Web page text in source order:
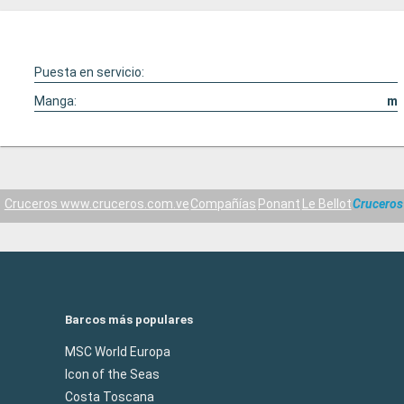
Puesta en servicio:
Manga:
m
Cruceros www.cruceros.com.veCompañías Ponant Le Bellot
Barcos más populares
MSC World Europa
Icon of the Seas
Costa Toscana